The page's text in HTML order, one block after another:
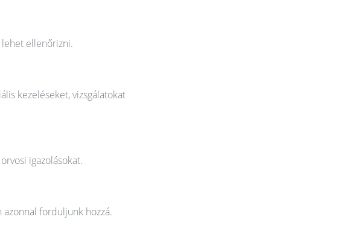
lehet ellenőrizni.
kezeléseket, vizsgálatokat
igazolásokat.
forduljunk hozzá.